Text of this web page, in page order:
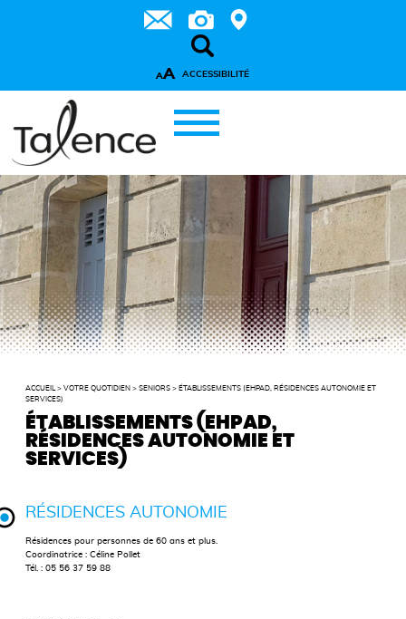
AA ACCESSIBILITÉ
ACCUEIL >VOTRE QUOTIDIEN >SENIORS > ÉTABLISSEMENTS (EHPAD, RÉSIDENCES AUTONOMIE ET
SERVICES)
ÉTABLISSEMENTS (EHPAD,
RÉSIDENCES AUTONOMIE ET
SERVICES)
RÉSIDENCES AUTONOMIE
Résidences pour personnes de 60 ans et plus.
Coordinatrice : Céline Pollet
Tél. : 05 56 37 59 88